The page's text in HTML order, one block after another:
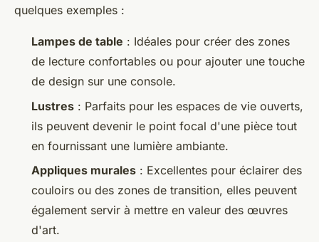
quelques exemples :
Lampes de table : Idéales pour créer des zones
de lecture confortables ou pour ajouter une touche
de design sur une console.
Lustres : Parfaits pour les espaces de vie ouverts,
ils peuvent devenir le point focal d'une pièce tout
en fournissant une lumière ambiante.
Appliques murales : Excellentes pour éclairer des
couloirs ou des zones de transition, elles peuvent
également servir à mettre en valeur des œuvres
d'art.